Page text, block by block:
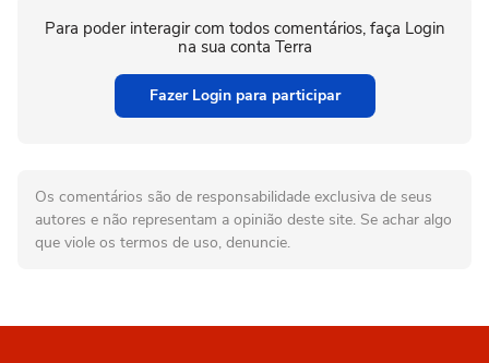
Para poder interagir com todos comentários, faça Login
na sua conta Terra
Fazer Login para participar
Os comentários são de responsabilidade exclusiva de seus
autores e não representam a opinião deste site. Se achar algo
que viole os termos de uso, denuncie.